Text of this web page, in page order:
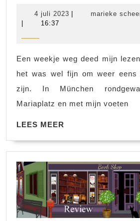
2023,
26
4 juli 2023 4
marieke
16:37
Een weekje weg deed mijn
het was wel fijn om weer eens
zijn. In München
Mariaplatz en met mijn voeten
LEES MEER